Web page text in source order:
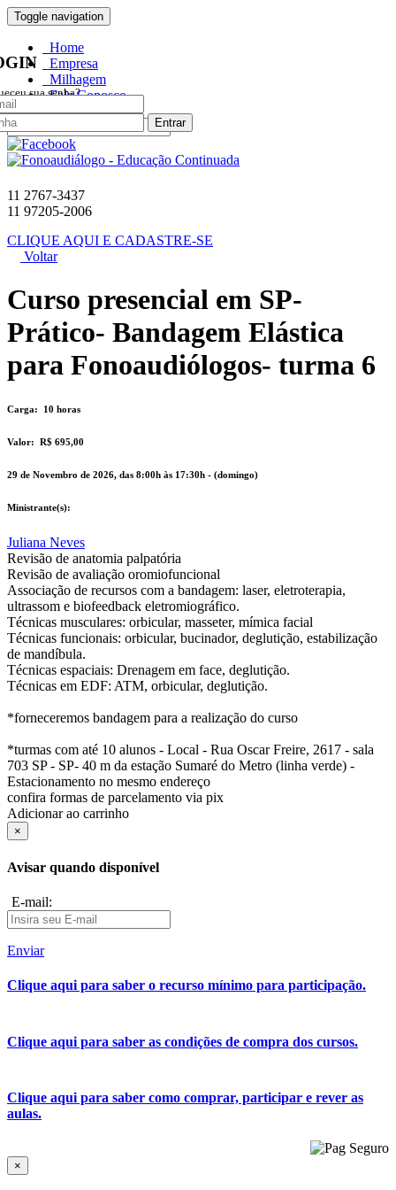
Toggle navigation
Home
Empresa
Milhagem
Fale Conosco
sua senha?
Entrar
11 2767-3437
11 97205-2006
CLIQUE AQUI E CADASTRE-SE
Voltar
Curso presencial em SP-
Prático- Bandagem Elástica
para Fonoaudiólogos- turma 6
Carga: 10 horas
Valor: R$ 695,00
29 de Novembro de 2026, das 8:00h às 17:30h - (domingo)
Ministrante(s):
Juliana Neves
Revisão de anatomia palpatória
Revisão de avaliação oromiofuncional
Associação de recursos com a bandagem: laser, eletroterapia,
ultrassom e biofeedback eletromiográfico.
Técnicas musculares: orbicular, masseter, mímica facial
Técnicas funcionais: orbicular, bucinador, deglutição, estabilização
de mandíbula.
Técnicas espaciais: Drenagem em face, deglutição.
Técnicas em EDF: ATM, orbicular, deglutição.
*forneceremos bandagem para a realização do curso
*turmas com até 10 alunos - Local - Rua Oscar Freire, 2617 - sala
703 SP - SP- 40 m da estação Sumaré do Metro (linha verde) -
Estacionamento no mesmo endereço
confira formas de parcelamento via pix
Adicionar ao carrinho
×
Avisar quando disponível
E-mail:
Enviar
Clique aqui para saber o recurso mínimo para participação.
Clique aqui para saber as condições de compra dos cursos.
Clique aqui para saber como comprar, participar e rever as
aulas.
×